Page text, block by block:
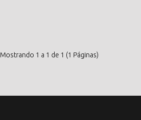
Mostrando 1 a 1 de 1 (1 Páginas)